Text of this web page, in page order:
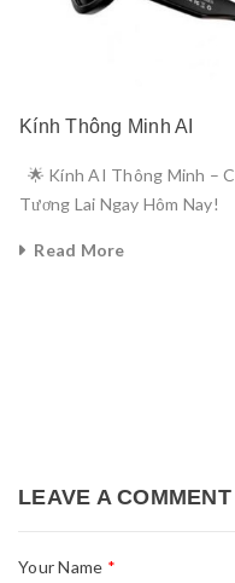
Kính Thông Minh AI
🌟 Kính AI Thông Minh –
Tương Lai Ngay Hôm Nay!
Read More
LEAVE A COMMENT
Your Name *